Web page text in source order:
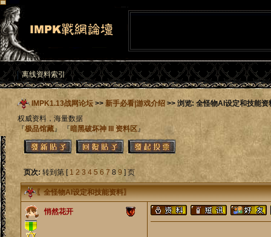
离线资料索引
IMPK1.13战网论坛>> 新手必看|游戏介绍>> 浏览: 全怪物AI设定和技能资
权威资料，海量数据
『极品馆藏』 『暗黑破坏神 III 资料区』
页次: 转到第 [ 1 2 3 4 5 6 7 8 9 ] 页
〖全怪物AI设定和技能资料〗
悄然花开